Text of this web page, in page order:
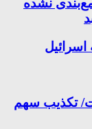
نشده
اسرائیل
تکذیب سهم